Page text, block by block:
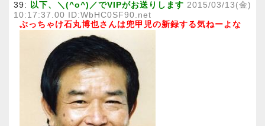
39: 以下、＼(^o^)／でVIPがお送りします 2015/03/13(金)
10:17:37.00 ID:WbHC0SF90.net
ぶっちゃけ石丸博也さんは兜甲児の新録する気ねーよな